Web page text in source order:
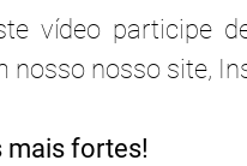
vídeo participe
nosso nosso site,
fortes!